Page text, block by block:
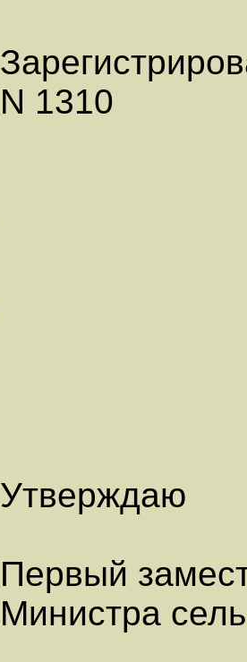
N 1310
Утверждаю
Первый
Министра